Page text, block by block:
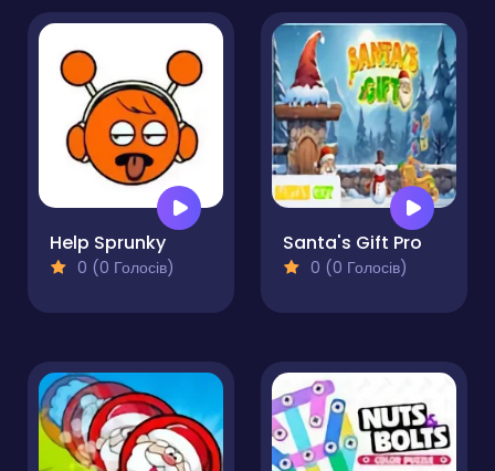
Help Sprunky
0 (0 Голосів)
Santa's Gift Pro
0 (0 Голосів)